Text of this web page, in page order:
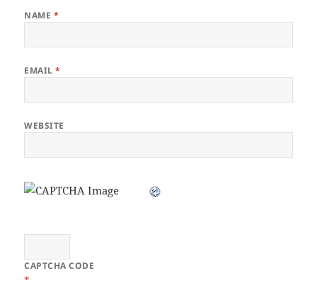
NAME *
EMAIL*
WEBSITE
CAPTCHA CODE
*